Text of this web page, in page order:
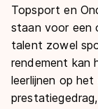
Topsport en
staan voor een
talent zowel
rendement kan
leerlijnen op